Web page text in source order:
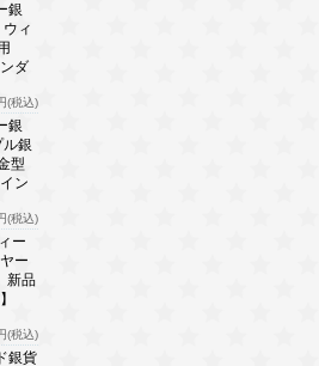
銀
ィ
ダ
(税込)
銀
銀
型
ン
(税込)
ー
ー
新品
(税込)
銀貨